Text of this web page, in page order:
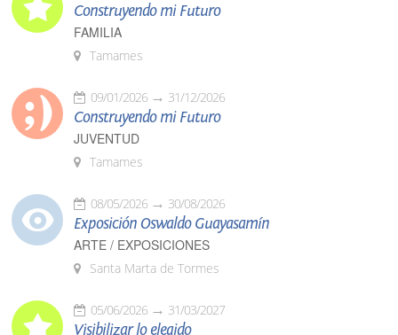
Construyendo mi Futuro
FAMILIA
Tamames
09/01/2026 31/12/2026
Construyendo mi Futuro
JUVENTUD
Tamames
08/05/2026 30/08/2026
Exposición Oswaldo Guayasamín
ARTE / EXPOSICIONES
Santa Marta de Tormes
05/06/2026 31/03/2027
Visibilizar lo elegido